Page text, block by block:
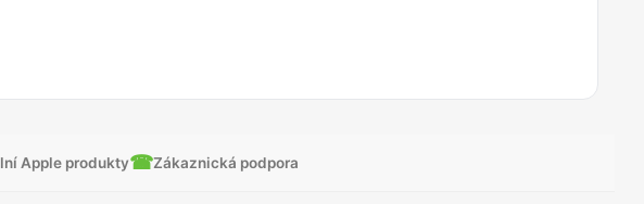
Apple produkty☎Zákaznická podpora